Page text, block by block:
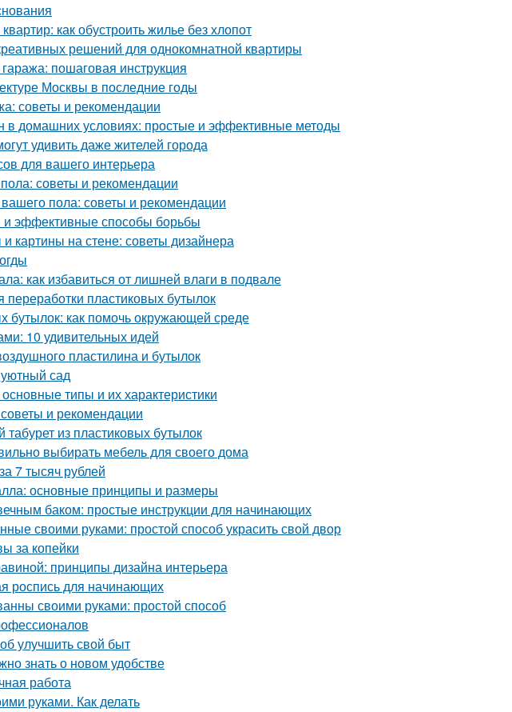
как обустроить жилье без хлопот
решений для однокомнатной квартиры
пошаговая инструкция
Москвы в последние годы
советы и рекомендации
в домашних условиях: простые и эффективные методы
удивить даже жителей города
для вашего интерьера
советы и рекомендации
пола: советы и рекомендации
эффективные способы борьбы
картины на стене: советы дизайнера
как избавиться от лишней влаги в подвале
пластиковых бутылок
бутылок: как помочь окружающей среде
10 удивительных идей
пластилина и бутылок
уютный сад
типы и их характеристики
и рекомендации
из пластиковых бутылок
выбирать мебель для своего дома
7 тысяч рублей
основные принципы и размеры
баком: простые инструкции для начинающих
своими руками: простой способ украсить свой двор
за копейки
принципы дизайна интерьера
роспись для начинающих
своими руками: простой способ
улучшить свой быт
знать о новом удобстве
работа
руками. Как делать